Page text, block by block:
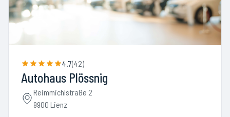
4.7(42)
Autohaus Plössnig
Reimmichlstraße 2
9900 Lienz